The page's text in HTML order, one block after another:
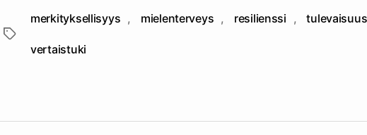
Avainsanat
merkityksellisyys , mielenterveys , resilienssi , tulevaisuus
vertaistuki